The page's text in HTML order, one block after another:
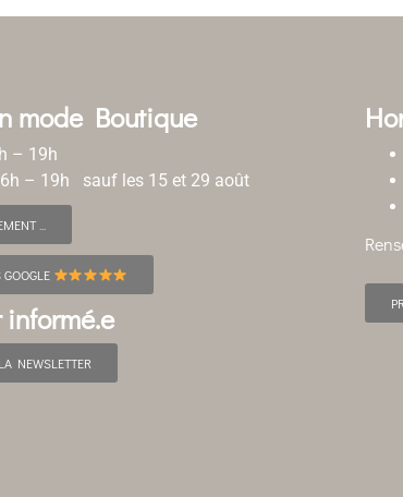
mode Boutique
– 19h
– 19h sauf les 15 et 29 août
...
informé.e
NEWSLETTER